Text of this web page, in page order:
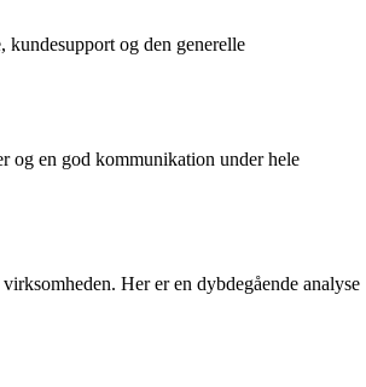
kundesupport og den generelle
og en god kommunikation under hele
Her er en dybdegående analyse